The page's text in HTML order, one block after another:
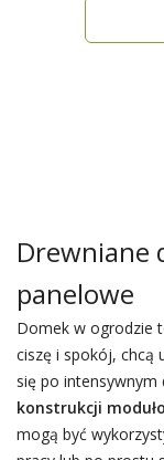
Drewniane
panelowe
Domek w ogrodzie
ciszę i spokój, chcą
się po intensywnym
konstrukcji
mogą być